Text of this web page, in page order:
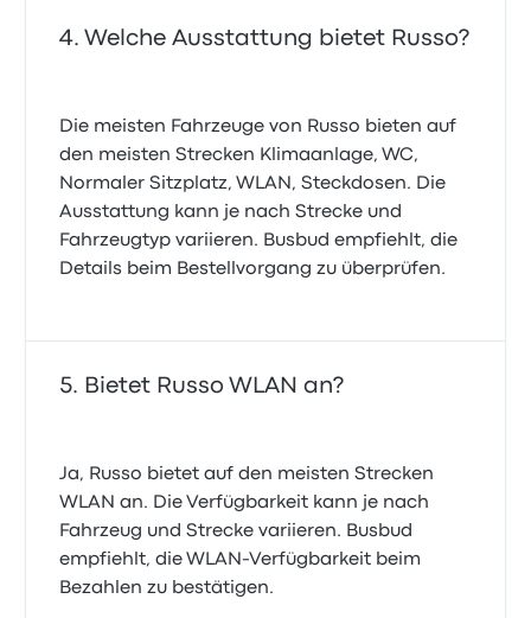
Welche Ausstattung bietet Russo?
Die meisten Fahrzeuge von Russo bieten auf
den meisten Strecken Klimaanlage, WC,
Normaler Sitzplatz, WLAN, Steckdosen. Die
Ausstattung kann je nach Strecke und
Fahrzeugtyp variieren. Busbud empfiehlt, die
Details beim Bestellvorgang zu überprüfen.
Bietet Russo WLAN an?
Ja, Russo bietet auf den meisten Strecken
WLAN an. Die Verfügbarkeit kann je nach
Fahrzeug und Strecke variieren. Busbud
empfiehlt, die WLAN-Verfügbarkeit beim
Bezahlen zu bestätigen.